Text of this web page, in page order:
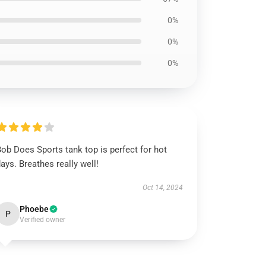
0%
0%
0%
Does Sports tank top is perfect for hot
Breathes really well!
Oct 14, 2024
P Phoebe
Verified owner